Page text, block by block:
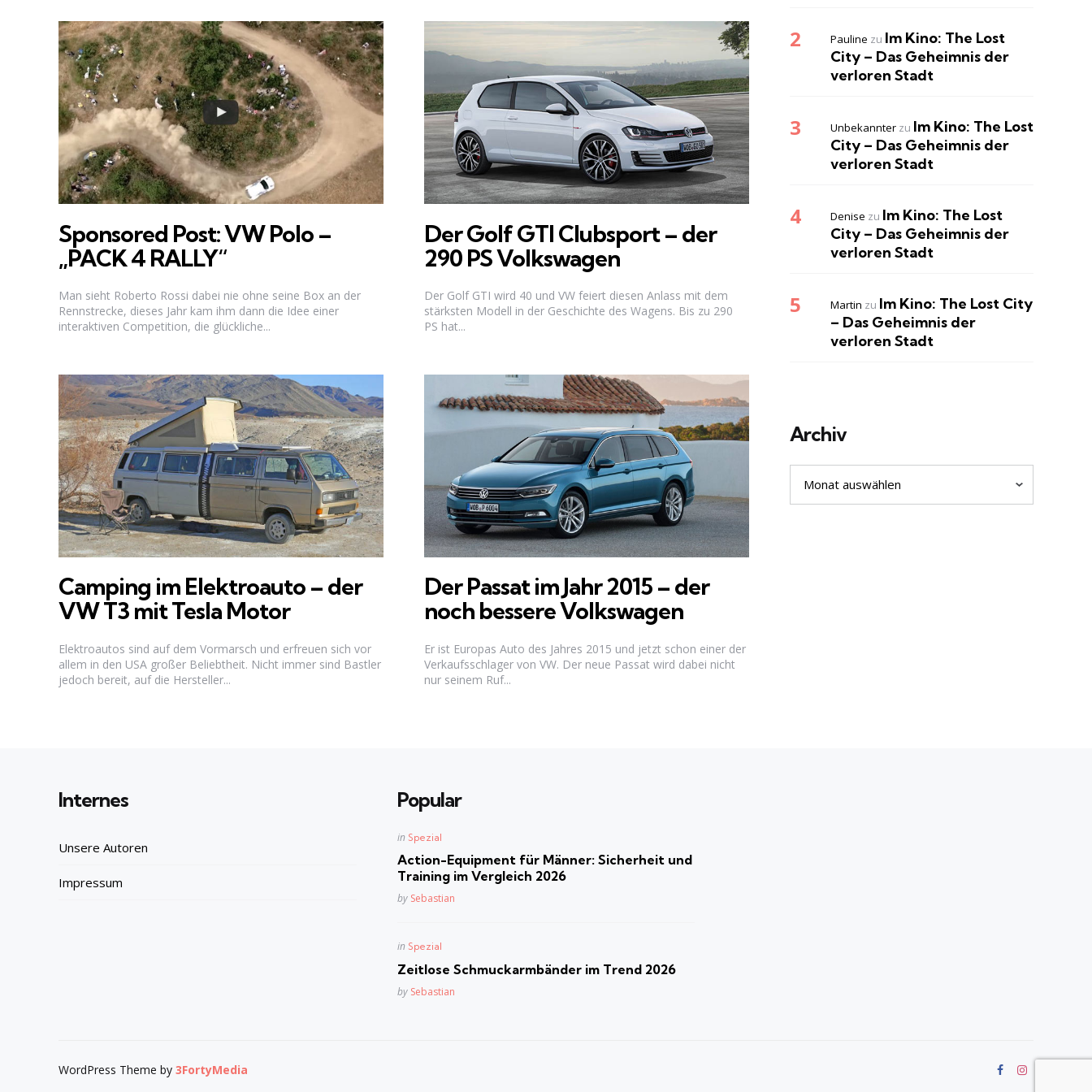
Sponsored Post: VW Polo –
„PACK 4 RALLY“
Man sieht Roberto Rossi dabei nie ohne seine Box an der
Rennstrecke, dieses Jahr kam ihm dann die Idee einer
interaktiven Competition, die glückliche...
Der Golf GTI Clubsport – der
290 PS Volkswagen
Der Golf GTI wird 40 und VW feiert diesen Anlass mit dem
stärksten Modell in der Geschichte des Wagens. Bis zu 290
PS hat...
Camping im Elektroauto – der
VW T3 mit Tesla Motor
Elektroautos sind auf dem Vormarsch und erfreuen sich vor
allem in den USA großer Beliebtheit. Nicht immer sind Bastler
jedoch bereit, auf die Hersteller...
Der Passat im Jahr 2015 – der
noch bessere Volkswagen
Er ist Europas Auto des Jahres 2015 und jetzt schon einer der
Verkaufsschlager von VW. Der neue Passat wird dabei nicht
nur seinem Ruf...
Pauline zu Im Kino: The Lost
City – Das Geheimnis der
verloren Stadt
Unbekannter zu Im Kino: The Lost
City – Das Geheimnis der
verloren Stadt
Denise zu Im Kino: The Lost
City – Das Geheimnis der
verloren Stadt
Martin zu Im Kino: The Lost City
– Das Geheimnis der
verloren Stadt
Archiv
Internes
Unsere Autoren
Impressum
Popular
Posted
in Spezial
Action-Equipment für Männer: Sicherheit und
Training im Vergleich 2026
Posted
by Sebastian
Posted
in Spezial
Zeitlose Schmuckarmbänder im Trend 2026
Posted
by Sebastian
WordPress Theme by 3FortyMedia